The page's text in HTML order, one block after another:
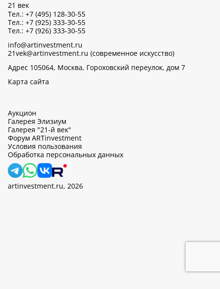
21 век
Тел.: +7 (495) 128-30-55
Тел.: +7 (925) 333-30-55
Тел.: +7 (926) 333-30-55
info@artinvestment.ru
21vek@artinvestment.ru (современное искусство)
Адрес 105064, Москва, Гороховский переулок, дом 7
Карта сайта
Аукцион
Галерея Элизиум
Галерея "21-й век"
Форум ARTinvestment
Условия пользования
Обработка персональных данных
artinvestment.ru, 2026